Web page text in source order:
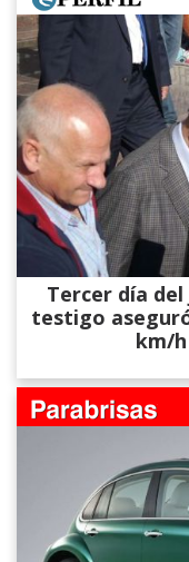
Tercer día del
testigo
km/